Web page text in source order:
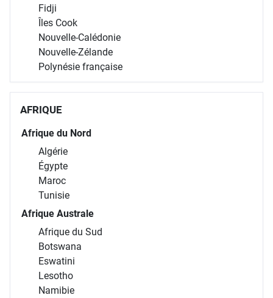
Fidji
Îles Cook
Nouvelle-Calédonie
Nouvelle-Zélande
Polynésie française
AFRIQUE
Afrique du Nord
Algérie
Égypte
Maroc
Tunisie
Afrique Australe
Afrique du Sud
Botswana
Eswatini
Lesotho
Namibie